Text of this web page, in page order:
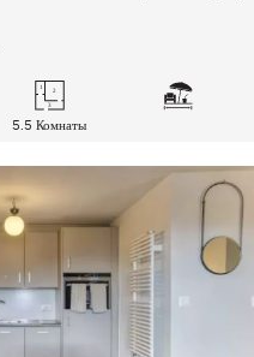
5.5 Комнаты